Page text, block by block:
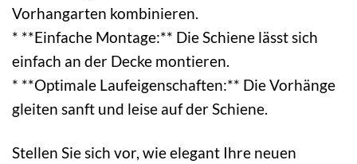
Vorhangarten kombinieren.
* **Einfache Montage:** Die Schiene lässt sich
einfach an der Decke montieren.
* **Optimale Laufeigenschaften:** Die Vorhänge
gleiten sanft und leise auf der Schiene.
Stellen Sie sich vor, wie elegant Ihre neuen